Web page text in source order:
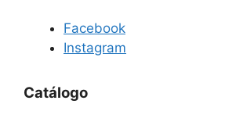
Facebook
Instagram
Catálogo